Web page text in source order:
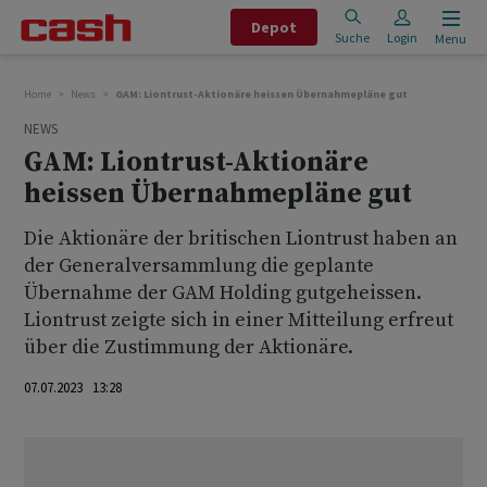
Depot
Suche Login Menu
Home News GAM: Liontrust-Aktionäre heissen Übernahmepläne gut
NEWS
GAM: Liontrust-Aktionäre
heissen Übernahmepläne gut
Die Aktionäre der britischen Liontrust haben an
der Generalversammlung die geplante
Übernahme der GAM Holding gutgeheissen.
Liontrust zeigte sich in einer Mitteilung erfreut
über die Zustimmung der Aktionäre.
07.07.2023 13:28